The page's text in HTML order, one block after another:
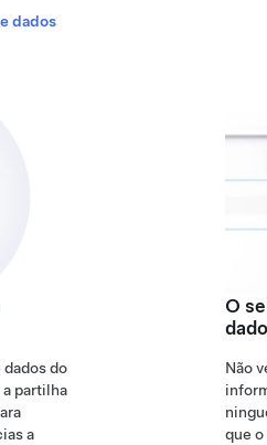
dados
do
partilha
a
O
Não
que